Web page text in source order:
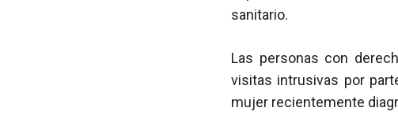
sanitario.
Las personas con
visitas intrusivas por
mujer recientemente